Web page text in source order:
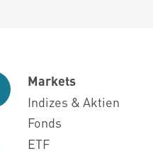
Markets
Indizes & Aktien
Fonds
ETF